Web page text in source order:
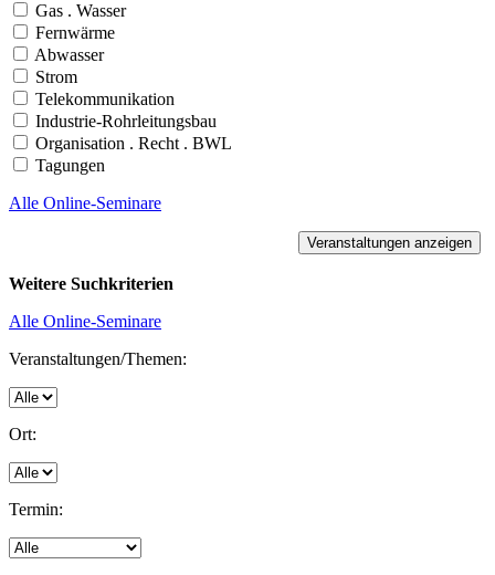
Gas . Wasser
Fernwärme
Abwasser
Strom
Telekommunikation
Industrie-Rohrleitungsbau
Organisation . Recht . BWL
Tagungen
Alle Online-Seminare
Weitere Suchkriterien
Alle Online-Seminare
Veranstaltungen/Themen:
Ort:
Termin: